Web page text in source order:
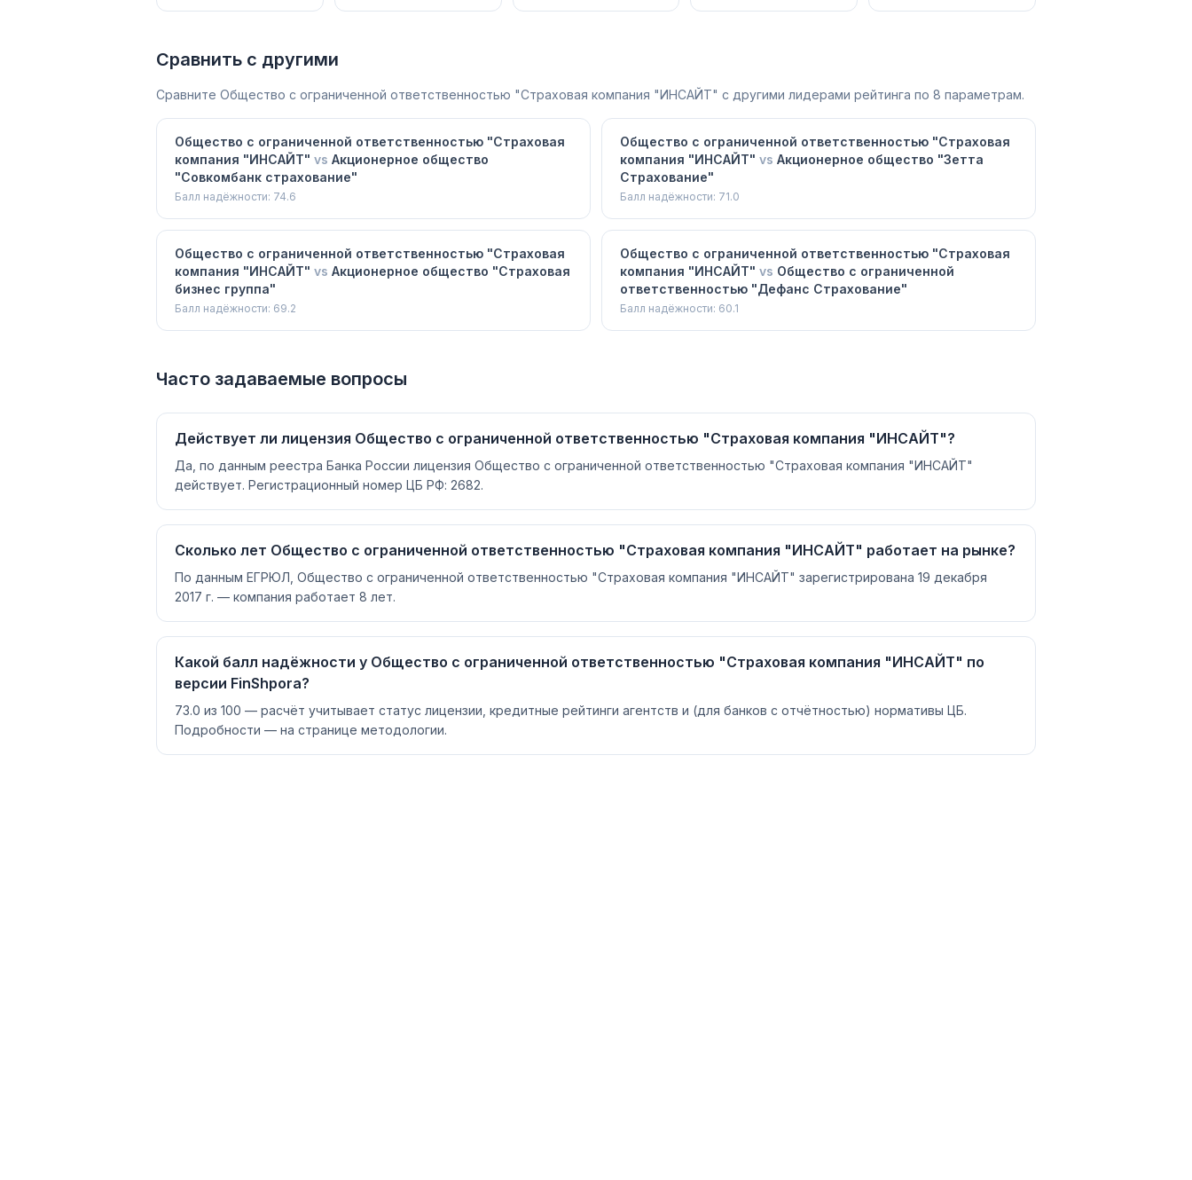
страхование"
группа"
"Дефанс
"АльфаСтрахование-
Сравнить с другими
Сравните Общество с ограниченной ответственностью "Страховая компания "ИНСАЙТ" с другими лидерами рейтинга по 8 параметрам.
Общество с ограниченной ответственностью "Страховая
компания "ИНСАЙТ" vs Акционерное общество
"Совкомбанк страхование"
Балл надёжности: 74.6
Общество с ограниченной ответственностью "Страховая
компания "ИНСАЙТ" vs Акционерное общество "Зетта
Страхование"
Балл надёжности: 71.0
Общество с ограниченной ответственностью "Страховая
компания "ИНСАЙТ" vs Акционерное общество "Страховая
бизнес группа"
Балл надёжности: 69.2
Общество с ограниченной ответственностью "Страховая
компания "ИНСАЙТ" vs Общество с ограниченной
ответственностью "Дефанс Страхование"
Балл надёжности: 60.1
Часто задаваемые вопросы
Действует ли лицензия Общество с ограниченной ответственностью "Страховая компания "ИНСАЙТ"?
Да, по данным реестра Банка России лицензия Общество с ограниченной ответственностью "Страховая компания "ИНСАЙТ"
действует. Регистрационный номер ЦБ РФ: 2682.
Сколько лет Общество с ограниченной ответственностью "Страховая компания "ИНСАЙТ" работает на рынке?
По данным ЕГРЮЛ, Общество с ограниченной ответственностью "Страховая компания "ИНСАЙТ" зарегистрирована 19 декабря
2017 г. — компания работает 8 лет.
Какой балл надёжности у Общество с ограниченной ответственностью "Страховая компания "ИНСАЙТ" по
версии FinShpora?
73.0 из 100 — расчёт учитывает статус лицензии, кредитные рейтинги агентств и (для банков с отчётностью) нормативы ЦБ.
Подробности — на странице методологии.